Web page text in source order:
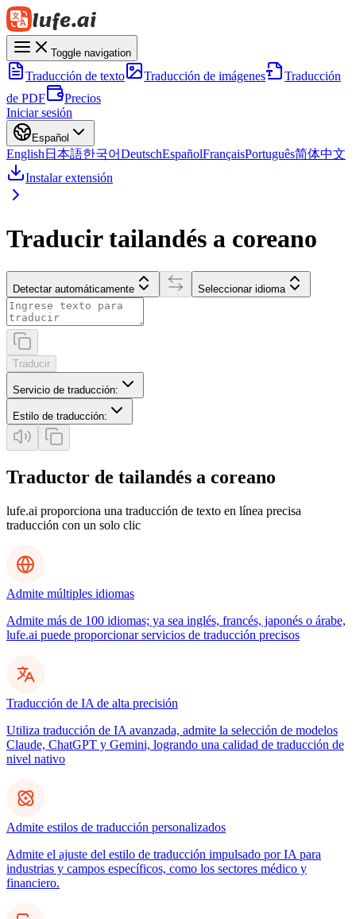
Toggle navigation
Traducción de texto Traducción de imágenes
Traducción
de PDF
Precios
Iniciar sesión
Español
English 日本語한국어DeutschEspañolFrançaisPortuguês简体中文
Instalar extensión
Traducir tailandés a coreano
Detectar automáticamente Seleccionar idioma
Traducir
Servicio de traducción:
Estilo de traducción:
Traductor de tailandés a coreano
lufe.ai proporciona una traducción de texto en línea precisa
traducción con un solo clic
Admite múltiples idiomas
Admite más de 100 idiomas; ya sea inglés, francés, japonés o árabe,
lufe.ai puede proporcionar servicios de traducción precisos
Traducción de IA de alta precisión
Utiliza traducción de IA avanzada, admite la selección de modelos
Claude, ChatGPT y Gemini, logrando una calidad de traducción de
nivel nativo
Admite estilos de traducción personalizados
Admite el ajuste del estilo de traducción impulsado por IA para
industrias y campos específicos, como los sectores médico y
financiero.